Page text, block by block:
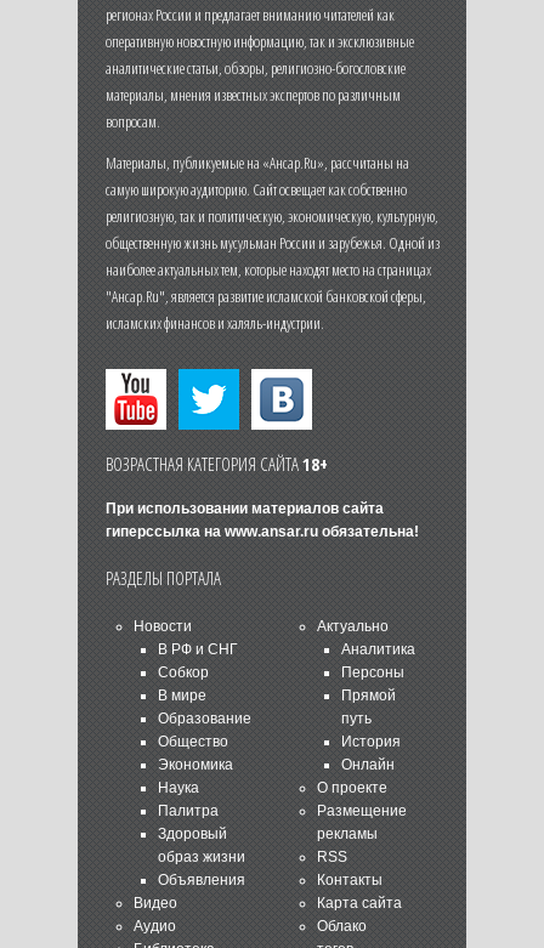
регионах России и предлагает вниманию читателей как
оперативную новостную информацию, так и эксклюзивные
аналитические статьи, обзоры, религиозно-богословские
материалы, мнения известных экспертов по различным
вопросам.
Материалы, публикуемые на «Ансар.Ru», рассчитаны на
самую широкую аудиторию. Сайт освещает как собственно
религиозную, так и политическую, экономическую, культурную,
общественную жизнь мусульман России и зарубежья. Одной из
наиболее актуальных тем, которые находят место на страницах
"Ансар.Ru", является развитие исламской банковской сферы,
исламских финансов и халяль-индустрии.
ВОЗРАСТНАЯ КАТЕГОРИЯ САЙТА18+
При использовании материалов сайта
гиперссылка на www.ansar.ruобязательна!
РАЗДЕЛЫ ПОРТАЛА
Новости
В РФ и СНГ
Собкор
В мире
Образование
Общество
Экономика
Наука
Палитра
Здоровый
образ жизни
Объявления
Видео
Аудио
Актуально
Аналитика
Персоны
Прямой
путь
История
Онлайн
О проекте
Размещение
рекламы
RSS
Контакты
Карта сайта
Облако